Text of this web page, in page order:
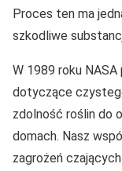
Proces ten ma
szkodliwe
W 1989 roku NASA
dotyczące
zdolność roślin do
domach. Nasz
zagrożeń